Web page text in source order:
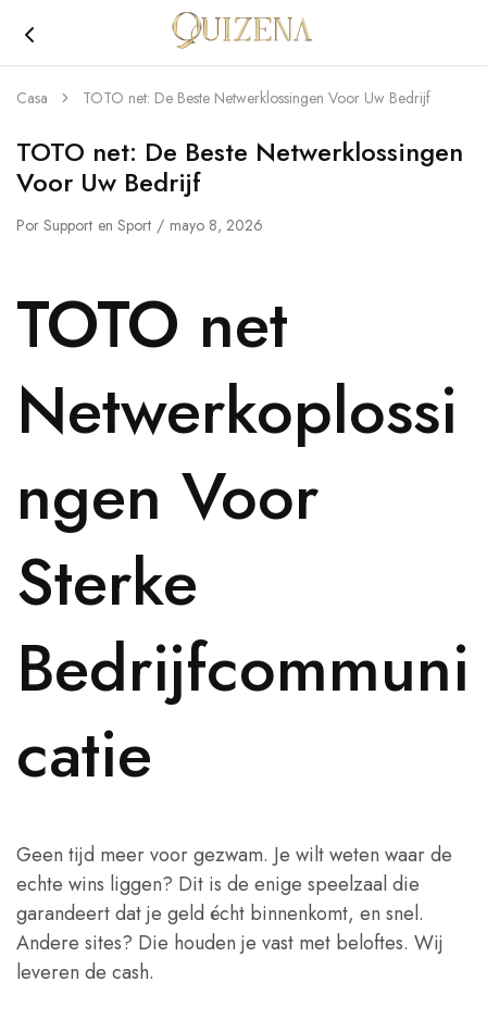
Joyería
Casa TOTO net: De Beste Netwerklossingen Voor Uw Bedrijf
TOTO net: De Beste Netwerklossingen
Voor Uw Bedrijf
Por Support en Sport mayo 8, 2026
TOTO net
Netwerkoplossi
ngen Voor
Sterke
Bedrijfcommuni
catie
Geen tijd meer voor gezwam. Je wilt weten waar de
echte wins liggen? Dit is de enige speelzaal die
garandeert dat je geld écht binnenkomt, en snel.
Andere sites? Die houden je vast met beloftes. Wij
leveren de cash.